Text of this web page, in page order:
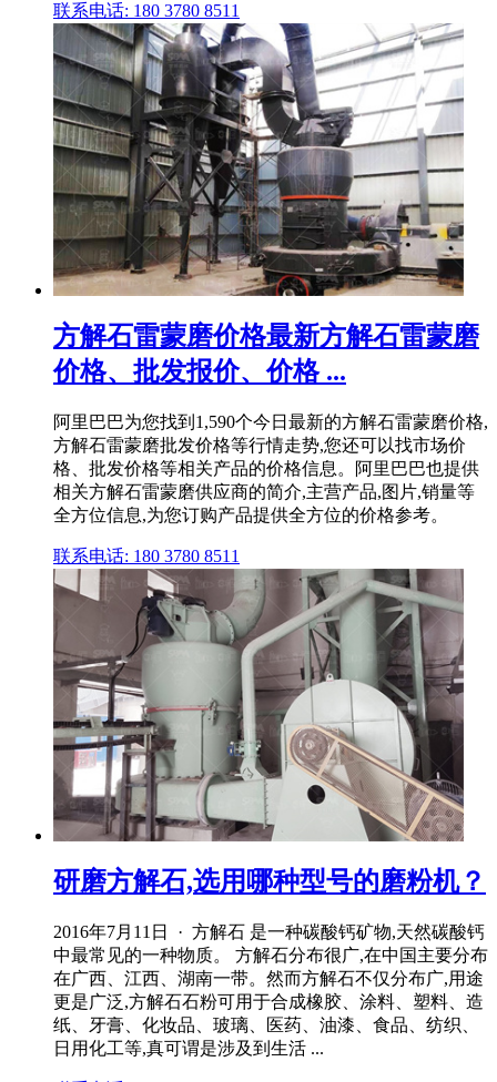
联系电话: 180 3780 8511
方解石雷蒙磨价格最新方解石雷蒙磨
价格、批发报价、价格 ...
阿里巴巴为您找到1,590个今日最新的方解石雷蒙磨价格,
方解石雷蒙磨批发价格等行情走势,您还可以找市场价
格、批发价格等相关产品的价格信息。阿里巴巴也提供
相关方解石雷蒙磨供应商的简介,主营产品,图片,销量等
全方位信息,为您订购产品提供全方位的价格参考。
联系电话: 180 3780 8511
研磨方解石,选用哪种型号的磨粉机？
2016年7月11日 · 方解石 是一种碳酸钙矿物,天然碳酸钙
中最常见的一种物质。 方解石分布很广,在中国主要分布
在广西、江西、湖南一带。然而方解石不仅分布广,用途
更是广泛,方解石石粉可用于合成橡胶、涂料、塑料、造
纸、牙膏、化妆品、玻璃、医药、油漆、食品、纺织、
日用化工等,真可谓是涉及到生活 ...